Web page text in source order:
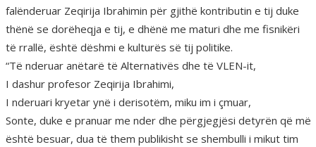
falënderuar Zeqirija Ibrahimin për gjithë kontributin e tij duke
thënë se dorëheqja e tij, e dhënë me maturi dhe me fisnikëri
të rrallë, është dëshmi e kulturës së tij politike.
“Të nderuar anëtarë të Alternativës dhe të VLEN-it,
I dashur profesor Zeqirija Ibrahimi,
I nderuari kryetar ynë i derisotëm, miku im i çmuar,
Sonte, duke e pranuar me nder dhe përgjegjësi detyrën që më
është besuar, dua të them publikisht se shembulli i mikut tim